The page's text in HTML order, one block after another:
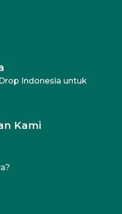
Indonesia untuk
Kami